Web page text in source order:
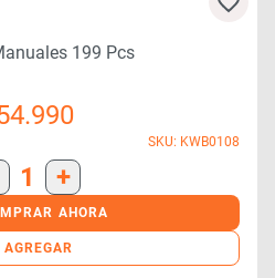
199 Pcs
SKU: KWB0108
1 +
AHORA
AGREGAR